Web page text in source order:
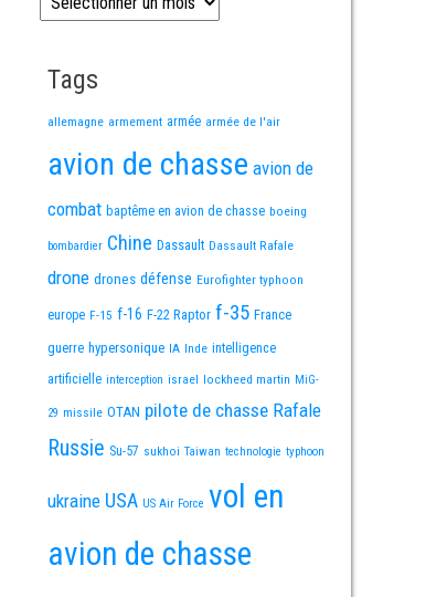
Tags
allemagne armement armée armée de l'air
avion de chasse avion de
combat baptême en avion de chasse boeing
bombardier Chine Dassault Dassault Rafale
drone drones défense Eurofighter typhoon
europe F-15 f-16 F-22 Raptor f-35 France
guerre hypersonique IA Inde intelligence
artificielle interception israel lockheed martin MiG-
29 missile OTAN pilote de chasse Rafale
Russie Su-57 sukhoi Taiwan technologie typhoon
ukraine USA US Air Force vol en
avion de chasse